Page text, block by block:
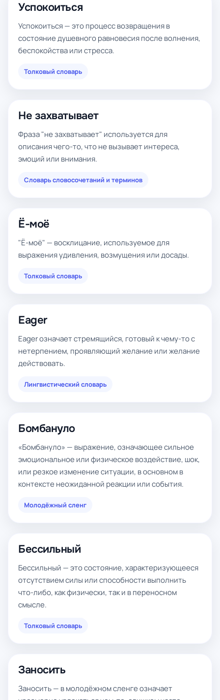
Успокоиться
Успокоиться — это процесс возвращения в
состояние душевного равновесия после волнения,
беспокойства или стресса.
Толковый словарь
Не захватывает
Фраза "не захватывает" используется для
описания чего-то, что не вызывает интереса,
эмоций или внимания.
Словарь словосочетаний и терминов
Ё-моё
"Ё-моё" — восклицание, используемое для
выражения удивления, возмущения или досады.
Толковый словарь
Eager
Eager означает стремящийся, готовый к чему-то с
нетерпением, проявляющий желание или желание
действовать.
Лингвистический словарь
Бомбануло
«Бомбануло» — выражение, означающее сильное
эмоциональное или физическое воздействие, шок,
или резкое изменение ситуации, в основном в
контексте неожиданной реакции или события.
Молодёжный сленг
Бессильный
Бессильный — это состояние, характеризующееся
отсутствием силы или способности выполнить
что-либо, как физически, так и в переносном
смысле.
Толковый словарь
Заносить
Заносить — в молодёжном сленге означает